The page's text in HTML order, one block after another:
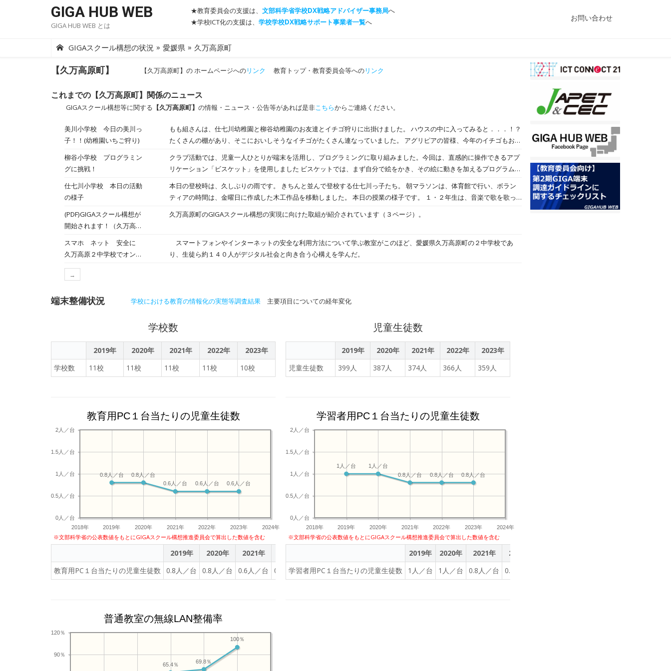
GIGA HUB WEB
GIGA HUB WEB とは
★教育委員会の支援は、 文部科学省学校DX戦略アドバイザー事務局へ
★学校ICT化の支援は、 学校学校DX戦略サポート事業者一覧へ お問い合わせ
GIGAスクール構想の状況 » 愛媛県 » 久万高原町
【久万高原町】 【久万高原町】の ホームページへのリンク 教育トップ・教育委員会等へのリンク
これまでの【久万高原町】関係のニュース
GIGAスクール構想等に関する 【久万高原町】 の情報・ニュース・公告等があれば是非こちらからご連絡ください。
美川小学校 今日の美川っ
子！！(幼稚園いちご狩り)
もも組さんは、仕七川幼稚園と柳谷幼稚園のお友達とイチゴ狩りに出掛けました。 ハウスの中に入ってみると．．．！？
たくさんの棚があり、そこにおいしそうなイチゴがたくさん連なっていました。 アグリピアの皆様、今年のイチゴもおい
の学習の様子です。 １・２年生は、タブレットを使って書き順や字形に気を付けて、平仮名や新出漢字を書く練習をして
いました。 ３年生は理科で、春の生き物を探しに、校庭へ出掛けていました。 花の蜜を吸っているオレンジと黒の蝶を
見つけて捕まえました。 ケースの上の方にいてよく見えませんが、調べてみるとツマグロヒョウモンでした。 これから
ますます虫や生き物の動きが活発になり、たくさんの生き物を発見できそうです。
柳谷小学校 プログラミン
グに挑戦！
クラブ活動では、児童一人ひとりが端末を活用し、プログラミングに取り組みました。今回は、直感的に操作できるアプ
リケーション「ビスケット」を使用しました ビスケットでは、まず自分で絵をかき、その絵に動きを加えるプログラムを
ました。 友達の作品に刺激を受けて、「こんな動きもできるんだ！」と新しいアイデアがどんどん湧いてきて、みんな夢
中になって取り組んでいました。
仕七川小学校 本日の活動
の様子
本日の登校時は、久しぶりの雨です。 きちんと並んで登校する仕七川っ子たち。 朝マラソンは、体育館で行い、ボラン
ティアの時間は、金曜日に作成した木工作品を移動しました。 本日の授業の様子です。 １・２年生は、音楽で歌を歌っ
発見。 ちょっとびっくり！！気にしながらも、音楽の授業を頑張りました。 ３・４年生は、総合的な学習の時間で、地
て、ロイロノートにまとめていました。 ６年生は、10分間集中テストに挑戦です。５年生は、その時間帯は自分の学習
をしていました。 さて、結果はどうなったでしょう？？ 本日は、業間休みに児童会の活動もありました。 夏休みの生活
(PDF)GIGAスクール構想が
開始されます！（久万高原
久万高原町のGIGAスクール構想の実現に向けた取組が紹介されています（３ページ）。
スマホ ネット 安全に
久万高原２中学校でオンラ
スマートフォンやインターネットの安全な利用方法について学ぶ教室がこのほど、愛媛県久万高原町の２中学校であ
り、生徒ら約１４０人がデジタル社会と向き合う心構えを学んだ。
→
端末整備状況 学校における教育の情報化の実態等調査結果 主要項目についての経年変化
学校数
2019年 2020年 2021年 2022年
2023年
学校数
11校 11校 11校 11校 10校
児童生徒数
2019年 2020年 2021年 2022年
2023年
児童生徒数
399人 387人 374人 366人 359人
教育用PC１台当たりの児童生徒数
2018年 2019年 2020年 2021年 2022年 2023年 2024年
0人／台
0.5人／台
1人／台
1.5人／台
2人／台
0.6人／台
0.6人／台
0.6人／台
0.8人／台
0.8人／台
※文部科学省の公表数値をもとにGIGAスクール構想推進委員会で算出した数値を含む
2019年 2020年 2021年
教育用PC１台当たりの児童生徒数
0.8人／台 0.8人／台 0.6人／台 0.6人／台 0.6人／台
学習者用PC１台当たりの児童生徒数
2018年 2019年 2020年 2021年 2022年 2023年 2024年
0人／台
0.5人／台
1人／台
1.5人／台
2人／台
0.8人／台
0.8人／台
0.8人／台
1人／台
1人／台
※文部科学省の公表数値をもとにGIGAスクール構想推進委員会で算出した数値を含む
2019年 2020年 2021年 2022年
学習者用PC１台当たりの児童生徒数
1人／台 1人／台 0.8人／台 0.8人／台
普通教室の無線LAN整備率
90％
120％
100％
69.8％
65.4％